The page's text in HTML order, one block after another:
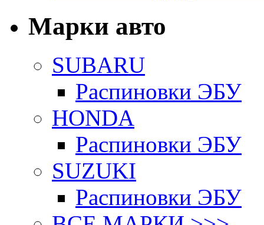
Марки авто
SUBARU
Распиновки ЭБУ
HONDA
Распиновки ЭБУ
SUZUKI
Распиновки ЭБУ